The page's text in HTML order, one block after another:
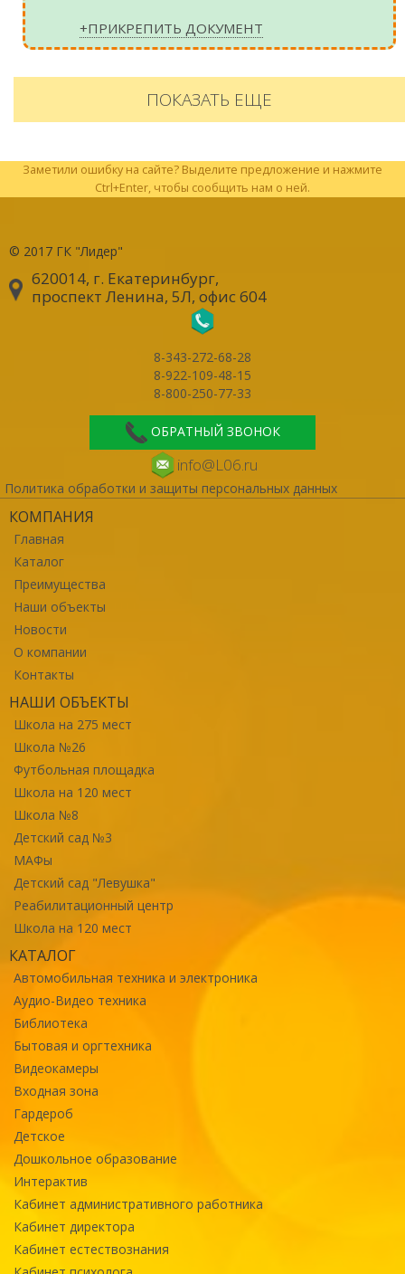
+ПРИКРЕПИТЬ ДОКУМЕНТ
ПОКАЗАТЬ ЕЩЕ
Заметили ошибку на сайте? Выделите предложение и нажмите
Ctrl+Enter, чтобы сообщить нам о ней.
© 2017 ГК "Лидер"
620014, г. Екатеринбург,
проспект Ленина, 5Л, офис 604
8-343-272-68-28
8-922-109-48-15
8-800-250-77-33
ОБРАТНЫЙ ЗВОНОК
info@L06.ru
Политика обработки и защиты персональных данных
КОМПАНИЯ
Главная
Каталог
Преимущества
Наши объекты
Новости
О компании
Контакты
НАШИ ОБЪЕКТЫ
Школа на 275 мест
Школа №26
Футбольная площадка
Школа на 120 мест
Школа №8
Детский сад №3
МАФы
Детский сад "Левушка"
Реабилитационный центр
Школа на 120 мест
КАТАЛОГ
Автомобильная техника и электроника
Аудио-Видео техника
Библиотека
Бытовая и оргтехника
Видеокамеры
Входная зона
Гардероб
Детское
Дошкольное образование
Интерактив
Кабинет административного работника
Кабинет директора
Кабинет естествознания